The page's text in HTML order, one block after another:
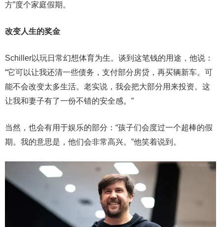
方”度个家庭假期。
改变人生的奖金
Schiller以玩日常幻想体育为生。谈到这笔钱的用途，他说：
“它可以让我还清一些债务，支付部分房贷，再买辆新车。可
能不会改变太多生活。老实说，我会把大部分用来投资。这
让我和妻子有了一份不错的安全感。”
当然，也会有用于娱乐的部分：“孩子们会度过一个超棒的假
期。我的意思是，他们会非常高兴。”他笑着说到。